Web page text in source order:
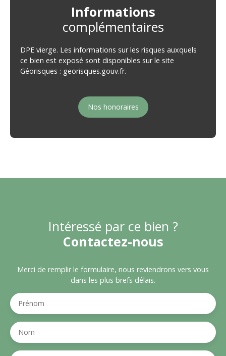
Informations
complémentaires
DPE vierge. Les informations sur les risques auxquels
ce bien est exposé sont disponibles sur le site
Géorisques : georisques.gouv.fr.
Nos honoraires
Intéressé par ce bien ?
Contactez-nous
Merci de remplir le formulaire, nous reviendrons vers vous
dans les plus brefs délais.
Prénom
Nom